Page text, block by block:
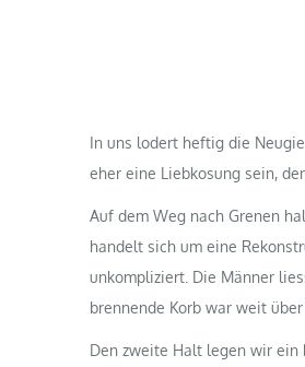
In uns lodert heftig die
eher eine Liebkosung sein,
Auf dem Weg nach Grenen
handelt sich um eine
unkompliziert. Die Männer
brennende Korb war weit
Den zweite Halt legen wir ein